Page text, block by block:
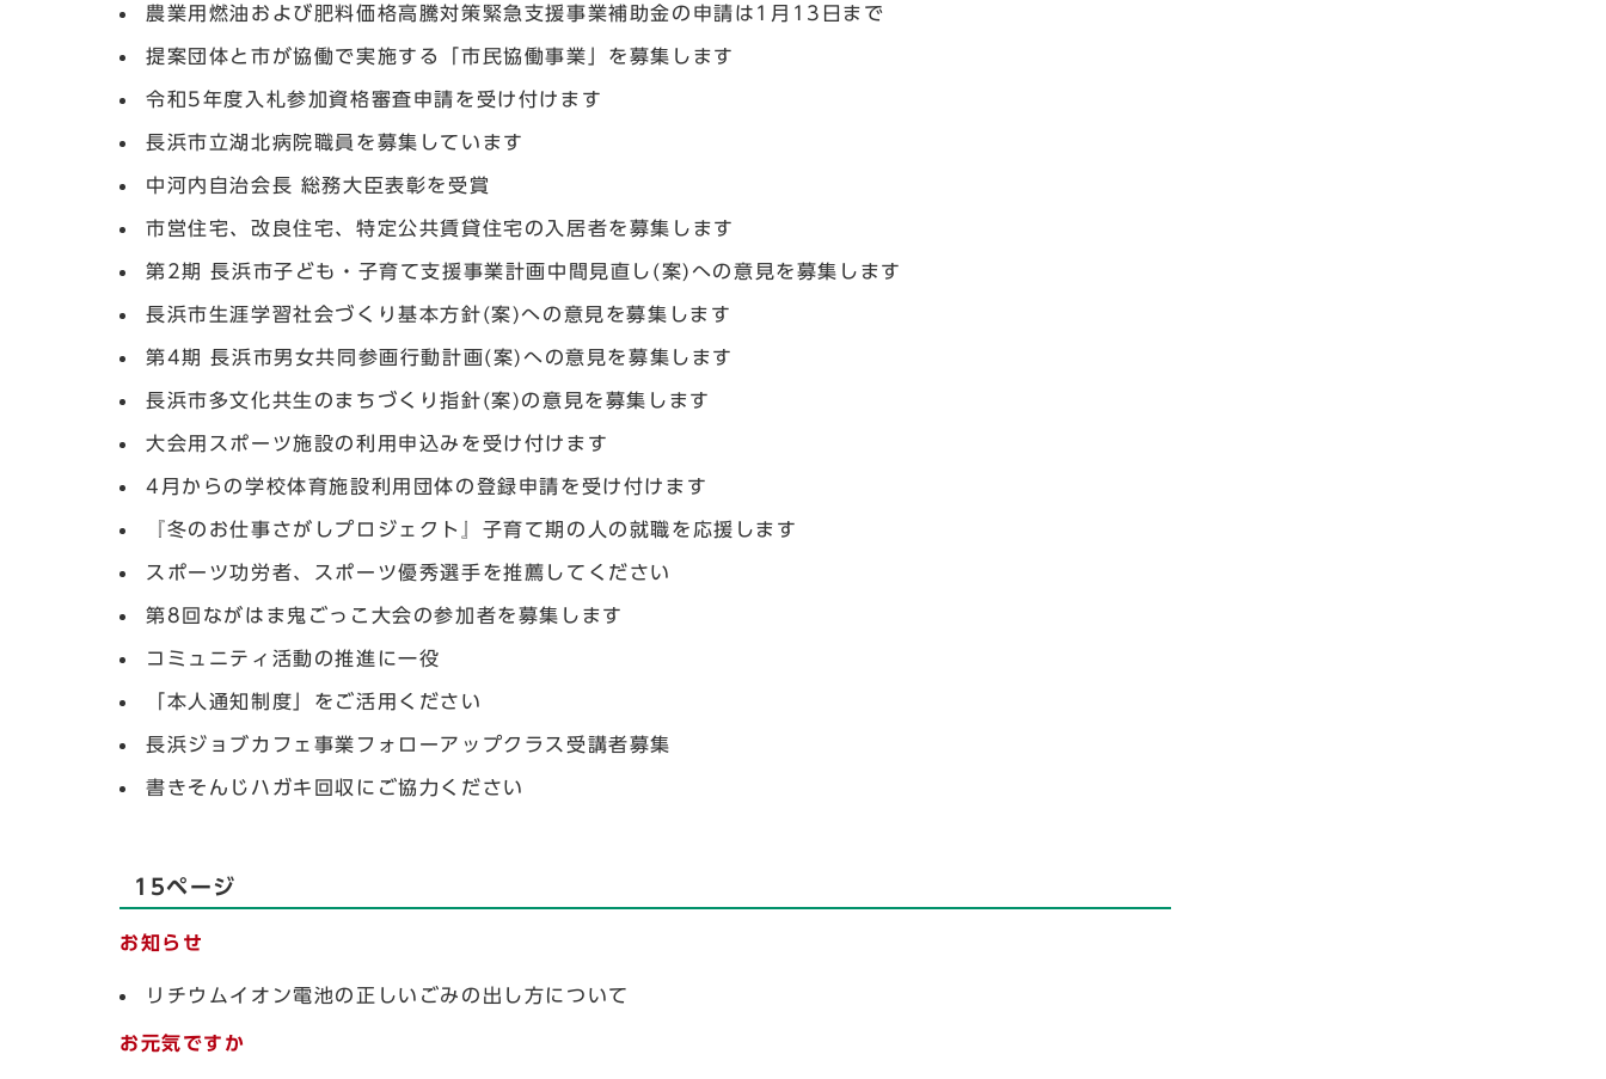
農業用燃油および肥料価格高騰対策緊急支援事業補助金の申請は1月13日まで
提案団体と市が協働で実施する「市民協働事業」を募集します
令和5年度入札参加資格審査申請を受け付けます
長浜市立湖北病院職員を募集しています
中河内自治会長 総務大臣表彰を受賞
市営住宅、改良住宅、特定公共賃貸住宅の入居者を募集します
第2期 長浜市子ども・子育て支援事業計画中間見直し(案)への意見を募集します
長浜市生涯学習社会づくり基本方針(案)への意見を募集します
第4期 長浜市男女共同参画行動計画(案)への意見を募集します
長浜市多文化共生のまちづくり指針(案)の意見を募集します
大会用スポーツ施設の利用申込みを受け付けます
4月からの学校体育施設利用団体の登録申請を受け付けます
『冬のお仕事さがしプロジェクト』子育て期の人の就職を応援します
スポーツ功労者、スポーツ優秀選手を推薦してください
第8回ながはま鬼ごっこ大会の参加者を募集します
コミュニティ活動の推進に一役
「本人通知制度」をご活用ください
長浜ジョブカフェ事業フォローアップクラス受講者募集
書きそんじハガキ回収にご協力ください
15ページ
お知らせ
リチウムイオン電池の正しいごみの出し方について
お元気ですか